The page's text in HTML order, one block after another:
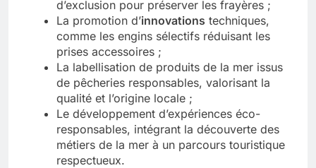
d’exclusion pour préserver les frayères ;
La promotion d’innovations techniques,
comme les engins sélectifs réduisant les
prises accessoires ;
La labellisation de produits de la mer issus
de pêcheries responsables, valorisant la
qualité et l’origine locale ;
Le développement d’expériences éco-
responsables, intégrant la découverte des
métiers de la mer à un parcours touristique
respectueux.